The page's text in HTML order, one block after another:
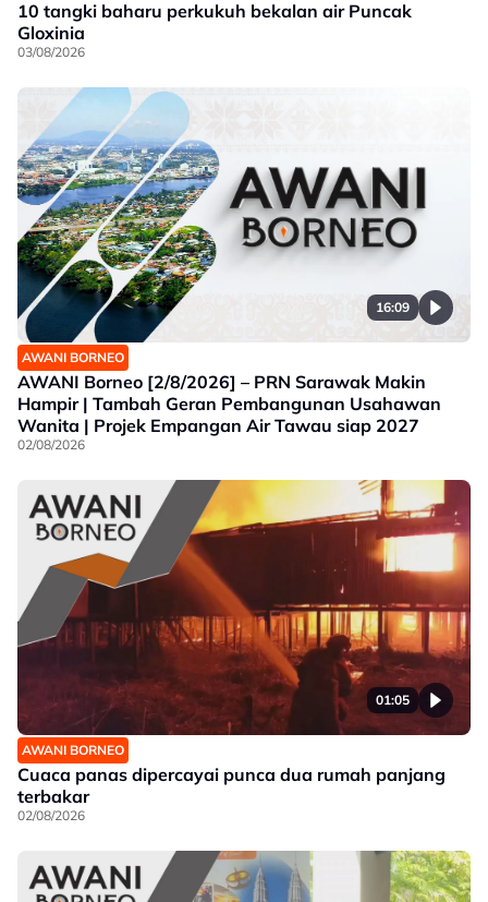
10 tangki baharu perkukuh bekalan air Puncak
Gloxinia
03/08/2026
16:09
AWANI BORNEO
AWANI Borneo [2/8/2026] – PRN Sarawak Makin
Hampir | Tambah Geran Pembangunan Usahawan
Wanita | Projek Empangan Air Tawau siap 2027
02/08/2026
01:05
AWANI BORNEO
Cuaca panas dipercayai punca dua rumah panjang
terbakar
02/08/2026